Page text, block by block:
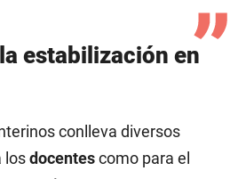
estabilización en
conlleva diversos
losdocentescomo para el